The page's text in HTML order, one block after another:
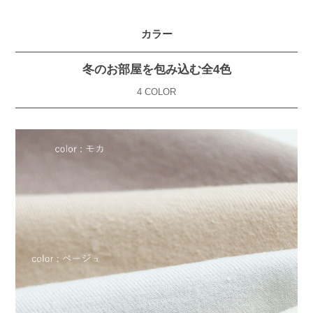
カラー
冬のお部屋を包み込む全4色
4 COLOR